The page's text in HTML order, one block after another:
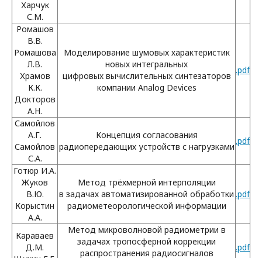
Харчук
С.М.
Ромашов
В.В.
Ромашова
Л.В.
Храмов
К.К.
Докторов
А.Н.
Моделирование шумовых характеристик
новых интегральных
цифровых вычислительных синтезаторов
компании Analog Devices
.pdf
Самойлов
А.Г.
Самойлов
С.А.
Концепция согласования
радиопередающих устройств с нагрузками
.pdf
Готюр И.А.
Жуков
В.Ю.
Корыстин
А.А.
Метод трёхмерной интерполяции
в задачах автоматизированной обработки
радиометеорологической информации
.pdf
Караваев
Д.М.
Метод микроволновой радиометрии в
задачах тропосферной коррекции
распространения радиосигналов
.pdf